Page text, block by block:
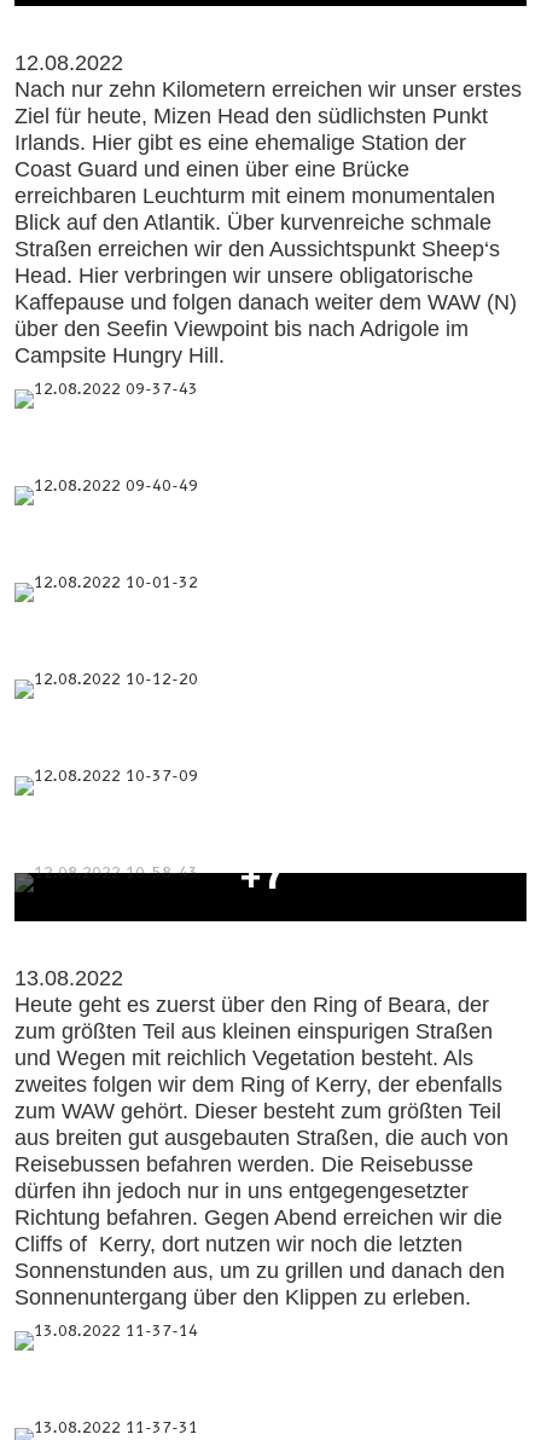
12.08.2022
Nach nur zehn Kilometern erreichen wir unser erstes
Ziel für heute, Mizen Head den südlichsten Punkt
Irlands. Hier gibt es eine ehemalige Station der
Coast Guard und einen über eine Brücke
erreichbaren Leuchturm mit einem monumentalen
Blick auf den Atlantik. Über kurvenreiche schmale
Straßen erreichen wir den Aussichtspunkt Sheep‘s
Head. Hier verbringen wir unsere obligatorische
Kaffepause und folgen danach weiter dem WAW (N)
über den Seefin Viewpoint bis nach Adrigole im
Campsite Hungry Hill.
+7
13.08.2022
Heute geht es zuerst über den Ring of Beara, der
zum größten Teil aus kleinen einspurigen Straßen
und Wegen mit reichlich Vegetation besteht. Als
zweites folgen wir dem Ring of Kerry, der ebenfalls
zum WAW gehört. Dieser besteht zum größten Teil
aus breiten gut ausgebauten Straßen, die auch von
Reisebussen befahren werden. Die Reisebusse
dürfen ihn jedoch nur in uns entgegengesetzter
Richtung befahren. Gegen Abend erreichen wir die
Cliffs of Kerry, dort nutzen wir noch die letzten
Sonnenstunden aus, um zu grillen und danach den
Sonnenuntergang über den Klippen zu erleben.